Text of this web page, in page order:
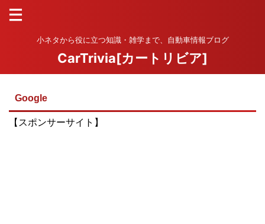
小ネタから役に立つ知識・雑学まで、自動車情報ブログ
CarTrivia[カートリビア]
Google
【スポンサーサイト】